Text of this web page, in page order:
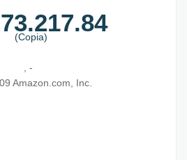
(Copia)
, -
Amazon.com, Inc.